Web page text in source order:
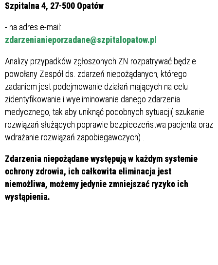
Szpitalna 4, 27-500 Opatów
- na adres e-mail:
zdarzenianieporzadane@szpitalopatow.pl
Analizy przypadków zgłoszonych ZN rozpatrywać będzie
powołany Zespół ds. zdarzeń niepożądanych, którego
zadaniem jest podejmowanie działań mających na celu
zidentyfikowanie i wyeliminowanie danego zdarzenia
medycznego, tak aby uniknąć podobnych sytuacji( szukanie
rozwiązań służących poprawie bezpieczeństwa pacjenta oraz
wdrażanie rozwiązań zapobiegawczych) .
Zdarzenia niepożądane występują w każdym systemie
ochrony zdrowia, ich całkowita eliminacja jest
niemożliwa, możemy jedynie zmniejszać ryzyko ich
wystąpienia.